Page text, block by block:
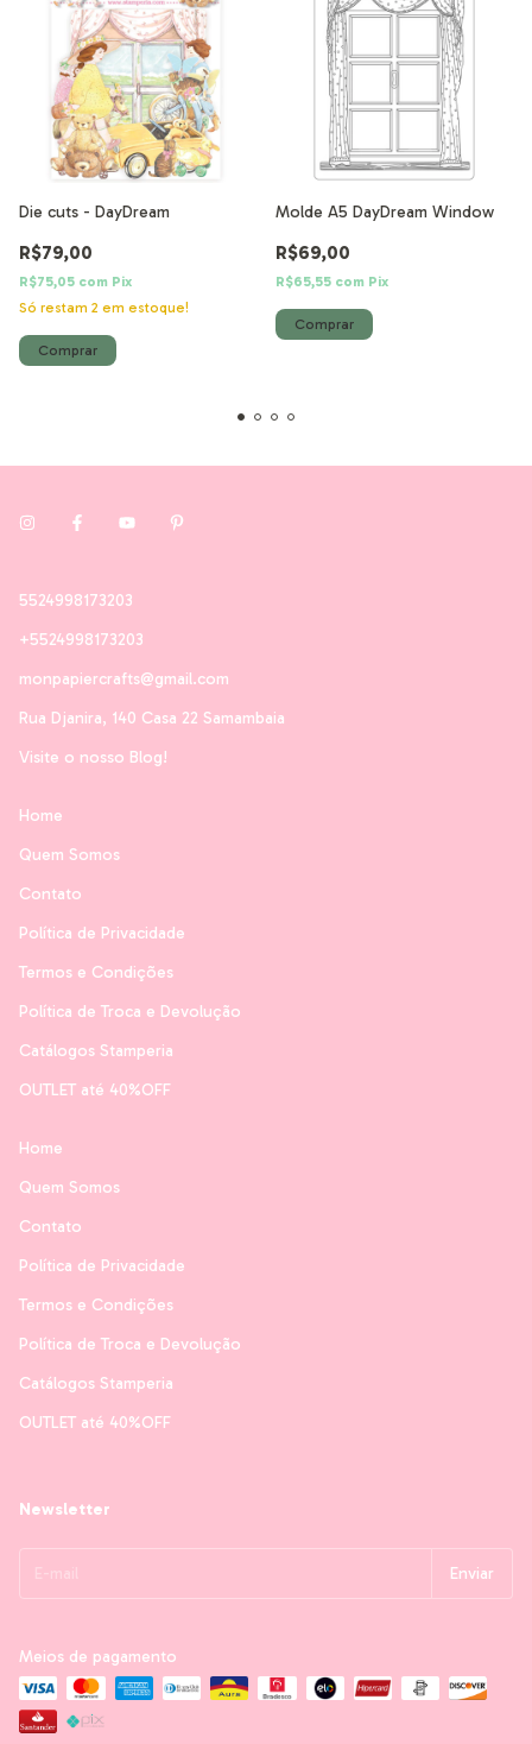
Die cuts - DayDream
R$79,00
R$75,05 com Pix
Só restam 2 em estoque!
Molde A5 DayDream Window
R$69,00
R$65,55 com Pix
5524998173203
+5524998173203
monpapiercrafts@gmail.com
Rua Djanira, 140 Casa 22 Samambaia
Visite o nosso Blog!
Home
Quem Somos
Contato
Política de Privacidade
Termos e Condições
Política de Troca e Devolução
Catálogos Stamperia
OUTLET até 40%OFF
Home
Quem Somos
Contato
Política de Privacidade
Termos e Condições
Política de Troca e Devolução
Catálogos Stamperia
OUTLET até 40%OFF
Newsletter
Meios de pagamento